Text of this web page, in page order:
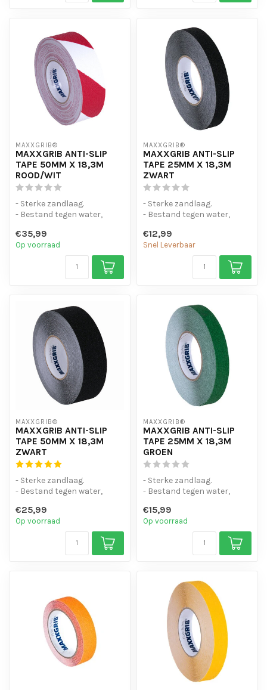
MAXXGRIB®
MAXXGRIB ANTI-SLIP
TAPE 50MM X 18,3M
ROOD/WIT
- Sterke zandlaag.
- Bestand tegen water,
- Is eenvo...
€35,99
Op voorraad
MAXXGRIB®
MAXXGRIB ANTI-SLIP
TAPE 25MM X 18,3M
ZWART
- Sterke zandlaag.
- Bestand tegen water,
- Is eenvo...
€12,99
Snel Leverbaar
MAXXGRIB®
MAXXGRIB ANTI-SLIP
TAPE 50MM X 18,3M
ZWART
- Sterke zandlaag.
- Bestand tegen water,
- Is eenvo...
€25,99
Op voorraad
MAXXGRIB®
MAXXGRIB ANTI-SLIP
TAPE 25MM X 18,3M
GROEN
- Sterke zandlaag.
- Bestand tegen water,
- Is eenvo...
€15,99
Op voorraad